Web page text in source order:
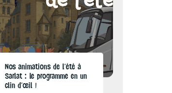
Nos animations de l’été à
Sarlat : le programme en un
clin d’œil !